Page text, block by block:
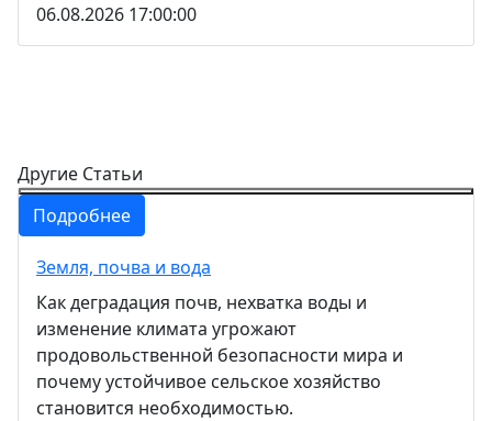
06.08.2026 17:00:00
Другие Статьи
Подробнее
Земля, почва и вода
Как деградация почв, нехватка воды и
изменение климата угрожают
продовольственной безопасности мира и
почему устойчивое сельское хозяйство
становится необходимостью.